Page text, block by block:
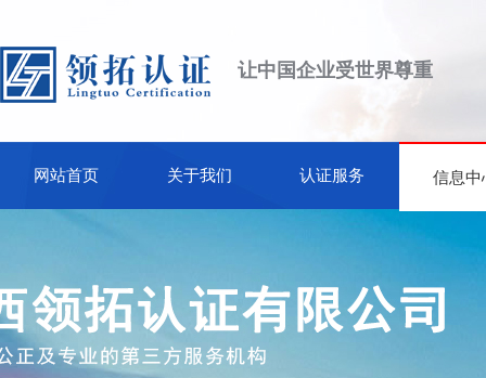
让中国企业受世界尊重
网站首页 关于我们 认证服务 信息中